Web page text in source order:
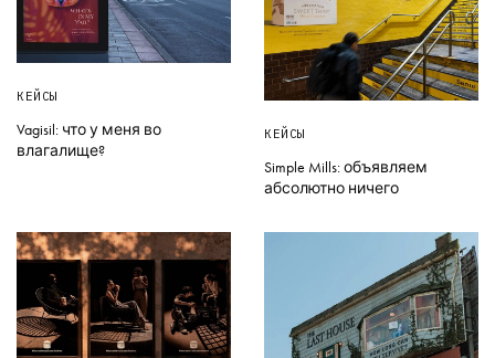
КЕЙСЫ
Vagisil: что у меня во
влагалище?
КЕЙСЫ
Simple Mills: объявляем
абсолютно ничего